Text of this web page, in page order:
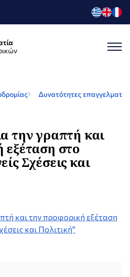
Δυνατότητες
την γραπτή και
στο
Σχέσεις και
και την προφορική εξέταση
και Πολιτική"